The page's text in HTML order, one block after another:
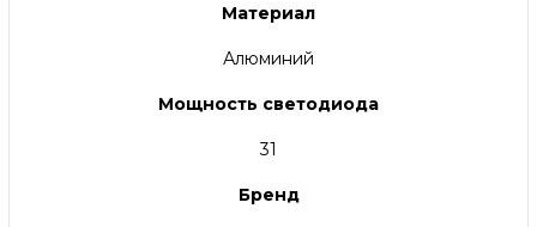
Материал
Алюминий
Мощность светодиода
31
Бренд